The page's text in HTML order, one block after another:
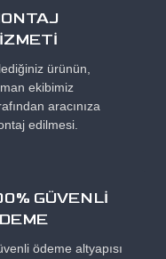
ürünün,
ekibimiz
aracınıza
edilmesi.
GÜVENLİ
ödeme altyapısı